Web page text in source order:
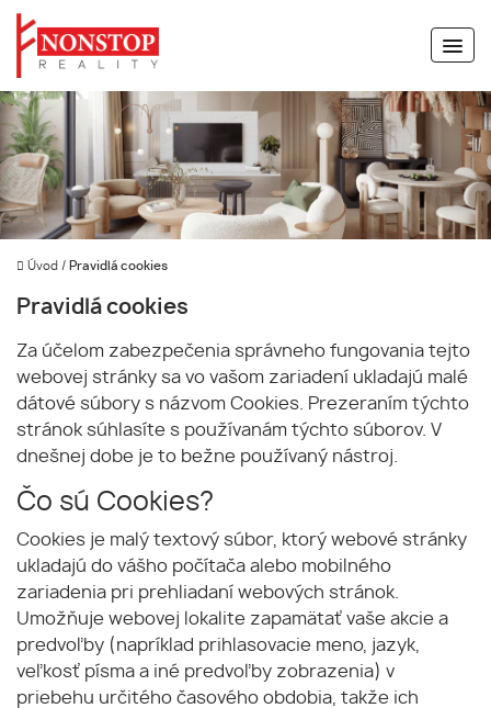
Úvod / Pravidlá cookies
Pravidlá cookies
Za účelom zabezpečenia správneho fungovania tejto
webovej stránky sa vo vašom zariadení ukladajú malé
dátové súbory s názvom Cookies. Prezeraním týchto
stránok súhlasíte s používanám týchto súborov. V
dnešnej dobe je to bežne používaný nástroj.
Čo sú Cookies?
Cookies je malý textový súbor, ktorý webové stránky
ukladajú do vášho počítača alebo mobilného
zariadenia pri prehliadaní webových stránok.
Umožňuje webovej lokalite zapamätať vaše akcie a
predvoľby (napríklad prihlasovacie meno, jazyk,
veľkosť písma a iné predvoľby zobrazenia) v
priebehu určitého časového obdobia, takže ich